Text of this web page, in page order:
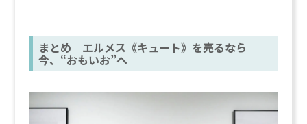
まとめ｜エルメス《キュート》を売るなら
今、“おもいお”へ